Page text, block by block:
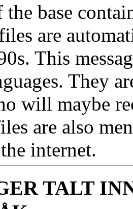
base
are
This
They
will maybe
are also
internet.
TALT